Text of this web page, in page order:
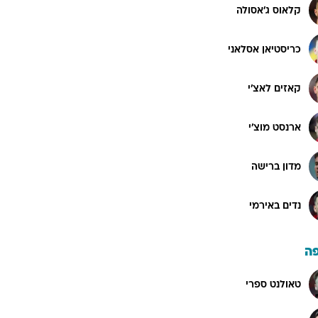
קלאוס ג'אסולה
כריסטיאן אסלאני
קאזים לאצ'י
ארנסט מוצ'י
מדון ברישה
נדים באירמי
טאולנט ספרי